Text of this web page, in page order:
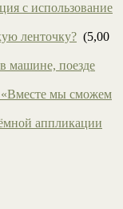
с использование
ленточку? (5,00
машине, поезде
мы сможем
аппликации